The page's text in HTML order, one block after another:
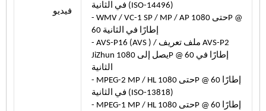
فيديو
في الثانية (ISO-14496)
- WMV / VC-1 SP / MP / AP حتى 1080P @
60 إطارًا في الثانية
- AVS-P16 (AVS ) / ملف تعريف AVS-P2
JiZhun يصل إلى 1080P @ 60 إطارًا في
الثانية
- MPEG-2 MP / HL حتى 1080P @ 60 إطارًا
في الثانية (ISO-13818)
- MPEG-1 MP / HL حتى 1080P @ 60 إطارًا